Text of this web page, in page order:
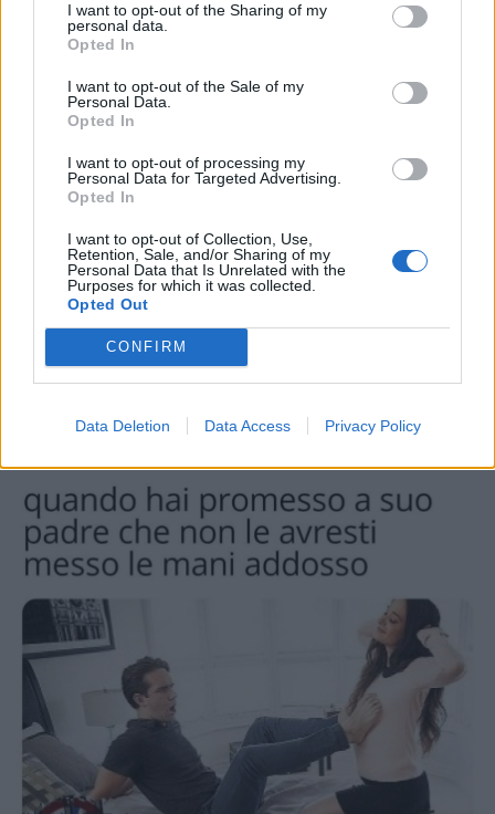
I want to opt-out of the Sharing of my
personal data.
Opted In
I want to opt-out of the Sale of my
Personal Data.
Opted In
I want to opt-out of processing my
Personal Data for Targeted Advertising.
Opted In
I want to opt-out of Collection, Use,
Retention, Sale, and/or Sharing of my
Personal Data that Is Unrelated with the
Purposes for which it was collected.
Opted Out
CONFIRM
Data Deletion Data Access Privacy Policy
Phutura:Grulla75 Io all'alessandrino 😁😁😁😁😁
6 Gennaio alle ore 11:59
·Ti stimo·Rispondi
Phutura:
6 Gennaio alle ore 11:59
·Ti stimo
Follefolle:Certe promesse vanno mantenute 😂😂
6 Gennaio alle ore 13:29
·Ti stimo·
23 Dicembre 2025 - 3.448 visualizzazioni